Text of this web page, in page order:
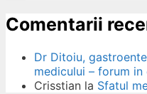
Comentarii
Dr Ditoiu,
medicului – forum in
Crisstian la Sfatul